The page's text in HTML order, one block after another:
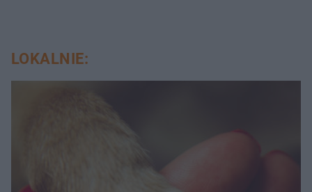
LOKALNIE: